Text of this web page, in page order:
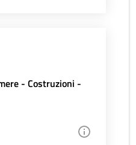
- Costruzioni -